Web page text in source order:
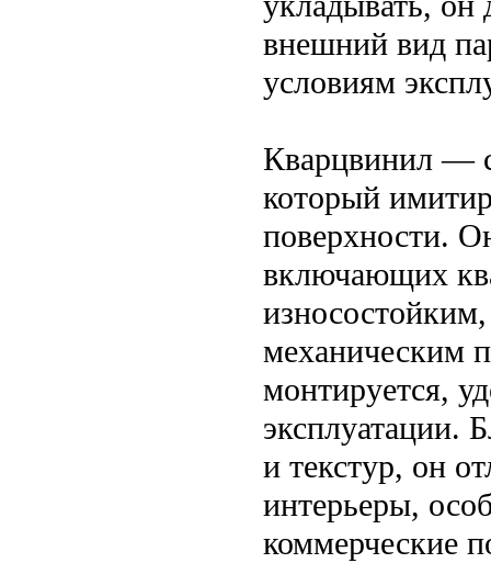
внешний вид
условиям
Кварцвинил —
который
поверхности.
включающих
механическим
монтируется,
эксплуатации.
и текстур, он
интерьеры,
коммерческие